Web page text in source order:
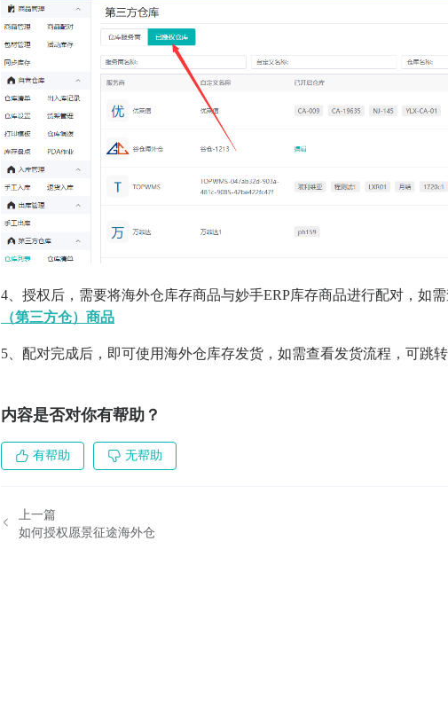
4、授权后，需要将海外仓库存商品与妙手ERP库存商品进行配对，如
（第三方仓）商品
5、配对完成后，即可使用海外仓库存发货，如需查看发货流程，可跳转
内容是否对你有帮助？
有帮助 无帮助
上一篇
如何授权愿景征途海外仓